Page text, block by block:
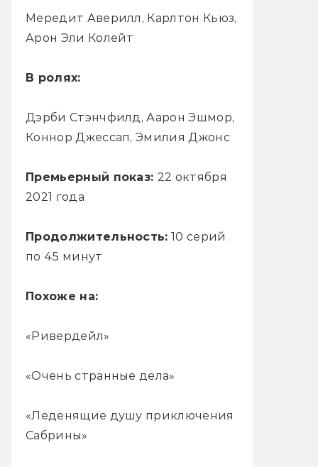
Мередит Аверилл, Карлтон Кьюз,
Арон Эли Колейт
В ролях:
Дэрби Стэнчфилд, Аарон Эшмор,
Коннор Джессап, Эмилия Джонс
Премьерный показ: 22 октября
2021 года
Продолжительность: 10 серий
по 45 минут
Похоже на:
«Ривердейл»
«Очень странные дела»
«Леденящие душу приключения
Сабрины»